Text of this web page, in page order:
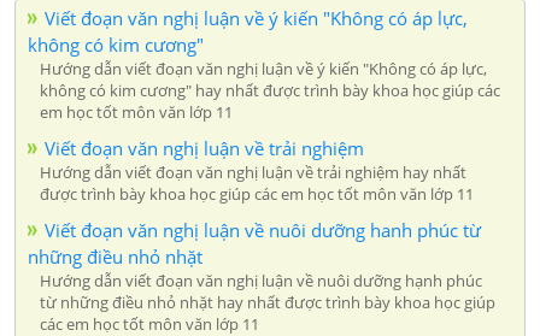
Viết đoạn văn nghị luận về ý kiến "Không có áp lực,
không có kim cương"
Hướng dẫn viết đoạn văn nghị luận về ý kiến "Không có áp lực,
không có kim cương" hay nhất được trình bày khoa học giúp các
em học tốt môn văn lớp 11
Viết đoạn văn nghị luận về trải nghiệm
Hướng dẫn viết đoạn văn nghị luận về trải nghiệm hay nhất
được trình bày khoa học giúp các em học tốt môn văn lớp 11
Viết đoạn văn nghị luận về nuôi dưỡng hanh phúc từ
những điều nhỏ nhặt
Hướng dẫn viết đoạn văn nghị luận về nuôi dưỡng hạnh phúc
từ những điều nhỏ nhặt hay nhất được trình bày khoa học giúp
các em học tốt môn văn lớp 11